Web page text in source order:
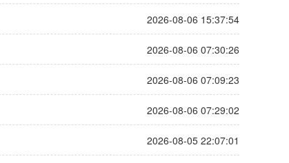
2026-08-06 15:37:54
2026-08-06 07:30:26
2026-08-06 07:09:23
2026-08-06 07:29:02
2026-08-05 22:07:01